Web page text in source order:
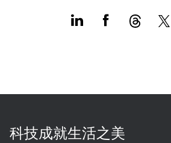
科技成就生活之美